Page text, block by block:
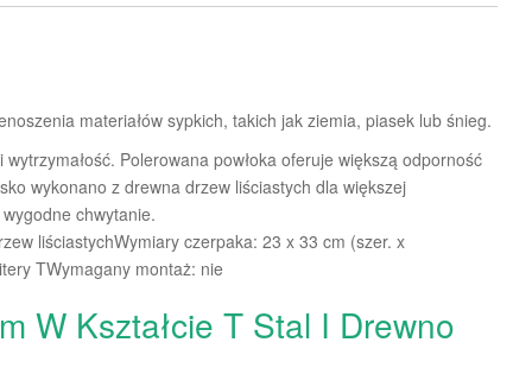
materiałów sypkich, takich jak ziemia, piasek lub śnieg.
Polerowana powłoka oferuje większą odporność
wykonano z drewna drzew liściastych dla większej
chwytanie.
liściastychWymiary czerpaka: 23 x 33 cm (szer. x
TWymagany montaż: nie
W Kształcie T Stal I Drewno